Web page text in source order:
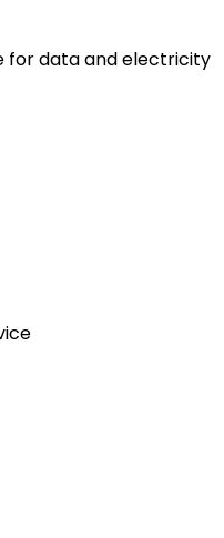
for data and electricity